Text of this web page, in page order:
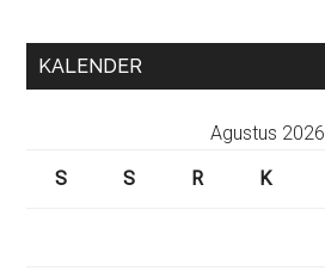
KALENDER
Agustus 2026
S
S R K